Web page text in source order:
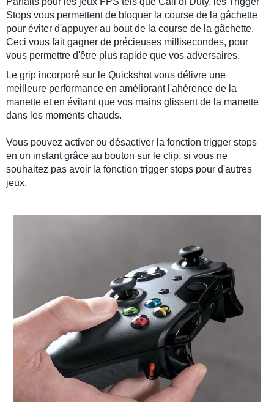
Stops vous permettent de bloquer la course de la gâchette
pour éviter d'appuyer au bout de la course de la gâchette.
Ceci vous fait gagner de précieuses millisecondes, pour
vous permettre d'être plus rapide que vos adversaires.
Le grip incorporé sur le Quickshot vous délivre une
meilleure performance en améliorant l'ahérence de la
manette et en évitant que vos mains glissent de la manette
dans les moments chauds.
Vous pouvez activer ou désactiver la fonction trigger stops
en un instant grâce au bouton sur le clip, si vous ne
souhaitez pas avoir la fonction trigger stops pour d'autres
jeux.